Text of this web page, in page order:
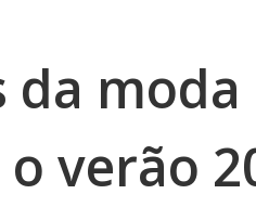
da moda
verão